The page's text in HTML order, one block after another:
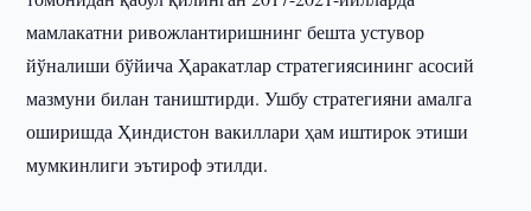
мамлакатни ривожлантиришнинг бешта устувор
йўналиши бўйича Ҳаракатлар стратегиясининг асосий
мазмуни билан таништирди. Ушбу стратегияни амалга
оширишда Ҳиндистон вакиллари ҳам иштирок этиши
мумкинлиги эътироф этилди.